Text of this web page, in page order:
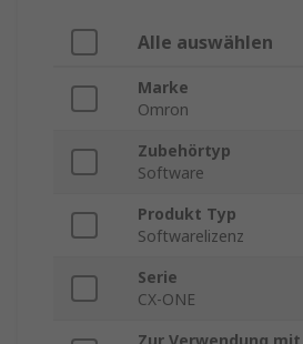
Alle auswählen
Marke
Omron
Zubehörtyp
Software
Produkt Typ
Softwarelizenz
Serie
CX-ONE